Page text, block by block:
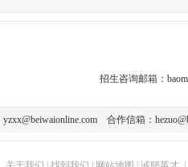
招生咨询邮箱：
yzxx@beiwaionline.com 合作信箱：